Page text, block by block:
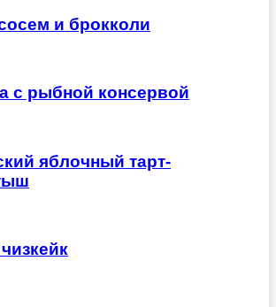
и брокколи
с рыбной консервой
яблочный тарт-